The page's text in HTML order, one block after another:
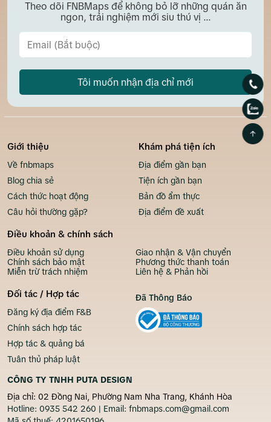
Theo dõi FNBMaps để không bỏ lỡ những quán ăn
ngon, trải nghiệm mới siu thú vị ...
Tôi muốn nhận địa chỉ mới
Giới thiệu
Về fnbmaps
Blog chia sẻ
Cách thức hoạt động
Câu hỏi thường gặp?
Khám phá tiện ích
Địa điểm gần bạn
Tiện ích gần bạn
Bản đồ ẩm thực
Địa điểm đề xuất
Điều khoản & chính sách
Điều khoản sử dụng
Chính sách bảo mật
Miễn trừ trách nhiệm
Giao nhận & Vận chuyển
Phương thức thanh toán
Liên hệ & Phản hồi
Đối tác / Hợp tác
Đăng ký địa điểm F&B
Chính sách hợp tác
Hợp tác & quảng bá
Tuân thủ pháp luật
CÔNG TY TNHH PUTA DESIGN
Địa chỉ: 02 Đồng Nai, Phường Nam Nha Trang, Khánh Hòa
Hotline: 0935 542 260 | Email: fnbmaps.com@gmail.com
Đã Thông Báo